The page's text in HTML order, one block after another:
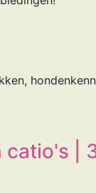
catio's |